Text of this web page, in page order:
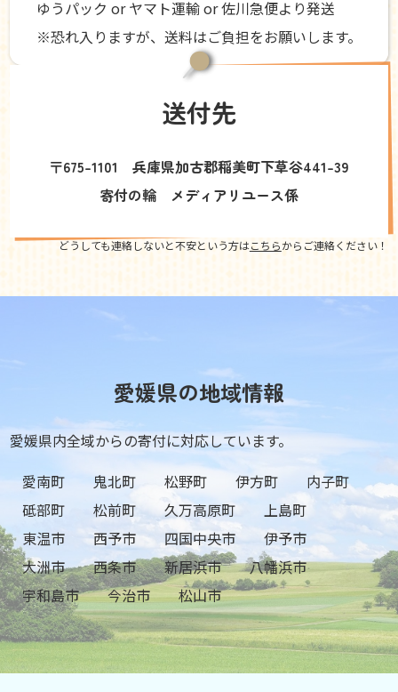
ゆうパック or ヤマト運輸 or 佐川急便より発送
※恐れ入りますが、送料はご負担をお願いします。
送付先
〒675-1101 兵庫県加古郡稲美町下草谷441-39
寄付の輪 メディアリユース係
どうしても連絡しないと不安という方はこちらからご連絡ください！
愛媛県の地域情報
愛媛県内全域からの寄付に対応しています。
愛南町
鬼北町 松野町 伊方町
内子町
砥部町
松前町 久万高原町
上島町
東温市
西予市 四国中央市
伊予市
大洲市
西条市 新居浜市
八幡浜市
宇和島市
今治市 松山市